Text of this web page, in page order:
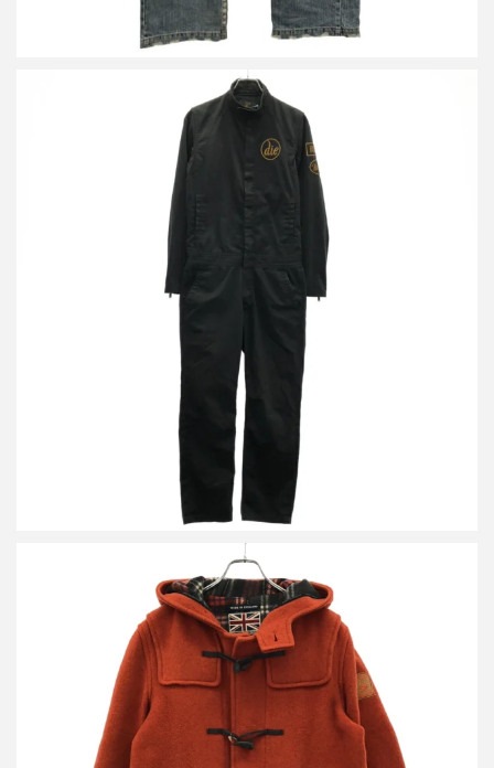
ヒステリックグラマー ワッペンオールインワン
買取金額7,000円
ヒステリックグラマー LONDON TRADITION アップリケダッフル
コート 02223AC01